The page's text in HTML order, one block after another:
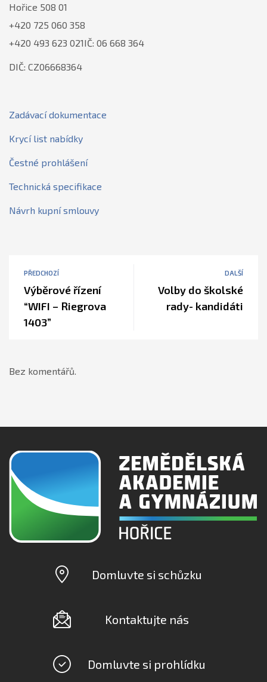
Hořice 508 01
+420 725 060 358
+420 493 623 021IČ: 06 668 364
DIČ: CZ06668364
Zadávací dokumentace
Krycí list nabídky
Čestné prohlášení
Technická specifikace
Návrh kupní smlouvy
PŘEDCHOZÍ
Výběrové řízení
“WIFI – Riegrova
1403”
DALŠÍ
Volby do školské
rady- kandidáti
Bez komentářů.
Domluvte si schůzku
Kontaktujte nás
Domluvte si prohlídku